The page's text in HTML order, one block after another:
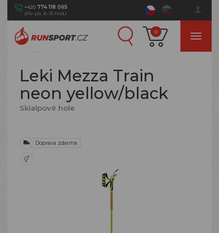
+420 774 118 065
(Po–pá: 8–15 hod.)
0
Leki Mezza Train
neon yellow/black
Skialpové hole
Doprava zdarma